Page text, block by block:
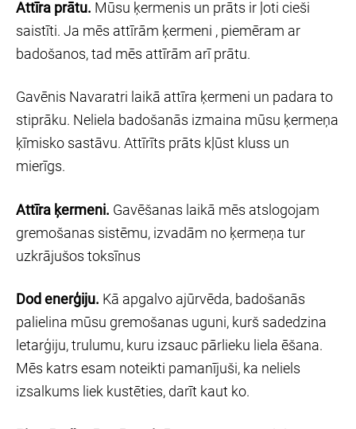
Attīra prātu. Mūsu ķermenis un prāts ir ļoti cieši
saistīti. Ja mēs attīrām ķermeni , piemēram ar
badošanos, tad mēs attīrām arī prātu.
Gavēnis Navaratri laikā attīra ķermeni un padara to
stiprāku. Neliela badošanās izmaina mūsu ķermeņa
ķīmisko sastāvu. Attīrīts prāts kļūst kluss un
mierīgs.
Attīra ķermeni. Gavēšanas laikā mēs atslogojam
gremošanas sistēmu, izvadām no ķermeņa tur
uzkrājušos toksīnus
Dod enerģiju. Kā apgalvo ajūrvēda, badošanās
palielina mūsu gremošanas uguni, kurš sadedzina
letarģiju, trulumu, kuru izsauc pārlieku liela ēšana.
Mēs katrs esam noteikti pamanījuši, ka neliels
izsalkums liek kustēties, darīt kaut ko.